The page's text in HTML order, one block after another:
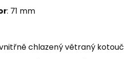
: 71 mm
chlazený větraný kotouč